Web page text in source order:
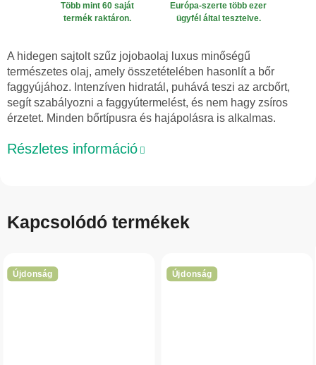
Több mint 60 saját
termék raktáron.
Európa-szerte több ezer
ügyfél által tesztelve.
A hidegen sajtolt szűz jojobaolaj luxus minőségű
természetes olaj, amely összetételében hasonlít a bőr
faggyújához. Intenzíven hidratál, puhává teszi az arcbőrt,
segít szabályozni a faggyútermelést, és nem hagy zsíros
érzetet. Minden bőrtípusra és hajápolásra is alkalmas.
Részletes információ
Kapcsolódó termékek
Újdonság Újdonság